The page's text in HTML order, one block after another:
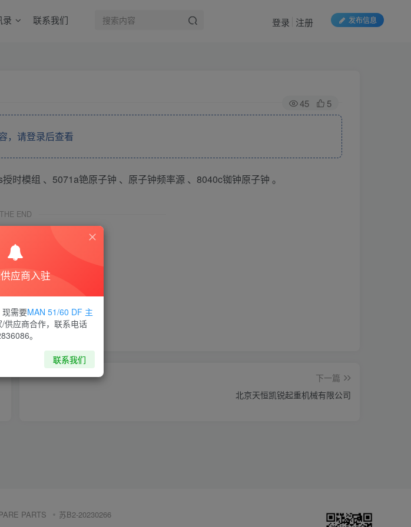
录 联系我们 发布信息
登录 注册
45 5
，请登录后查看
时模组 、5071a铯原子钟 、原子钟频率源 、8040c铷钟原子钟 。
THE END
支持一下吧
分享 收藏
下一篇
北京天恒凯锐起重机械有限公司
PARTS 苏B2-20230266
应商入驻
现需要MAN 51/60 DF 主
供应商合作，联系电话
。
联系我们